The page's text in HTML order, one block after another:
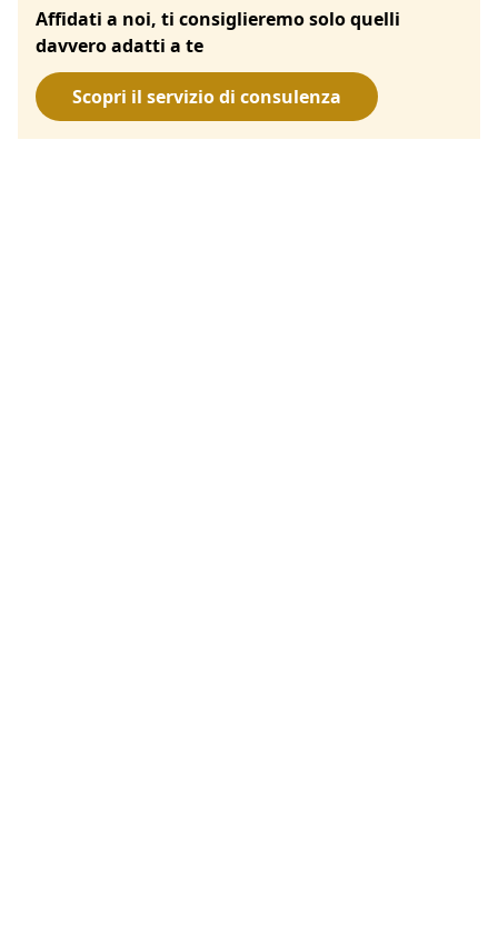
Affidati a noi, ti consiglieremo solo quelli
davvero adatti a te
Scopri il servizio di consulenza